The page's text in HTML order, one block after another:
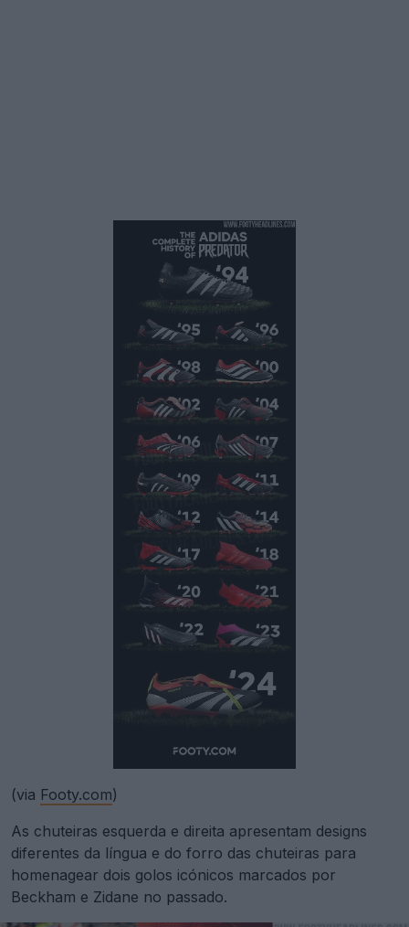
(via Footy.com)
As chuteiras esquerda e direita apresentam designs
diferentes da língua e do forro das chuteiras para
homenagear dois golos icónicos marcados por
Beckham e Zidane no passado.